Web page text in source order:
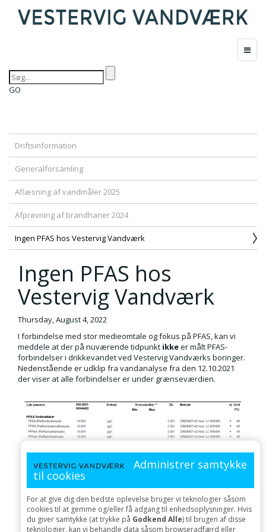
GO
Driftsinformation
Generalforsamling
Aflæsning af vandmåler 2025
Afprøvning af brandhaner 2024
Ingen PFAS hos Vestervig Vandværk
Ingen PFAS hos
Vestervig Vandværk
Thursday, August 4, 2022
I forbindelse med stor medieomtale og fokus på PFAS, kan vi
meddele at der på nuværende tidpunkt ikkeer målt PFAS-
forbindelser i drikkevandet ved Vestervig Vandværks boringer.
Nedenstående er udklip fra vandanalyse fra den 12.10.2021
der viser at alle forbindelser er under grænseværdien.
Administrer samtykke
til cookies
For at give dig den bedste oplevelse bruger vi teknologier såsom
cookies til at gemme og/eller få adgang til enhedsoplysninger. Hvis
du giver samtykke (at trykke på Godkend Alle) til brugen af disse
teknologier, kan vi behandle data såsom browseradfærd eller